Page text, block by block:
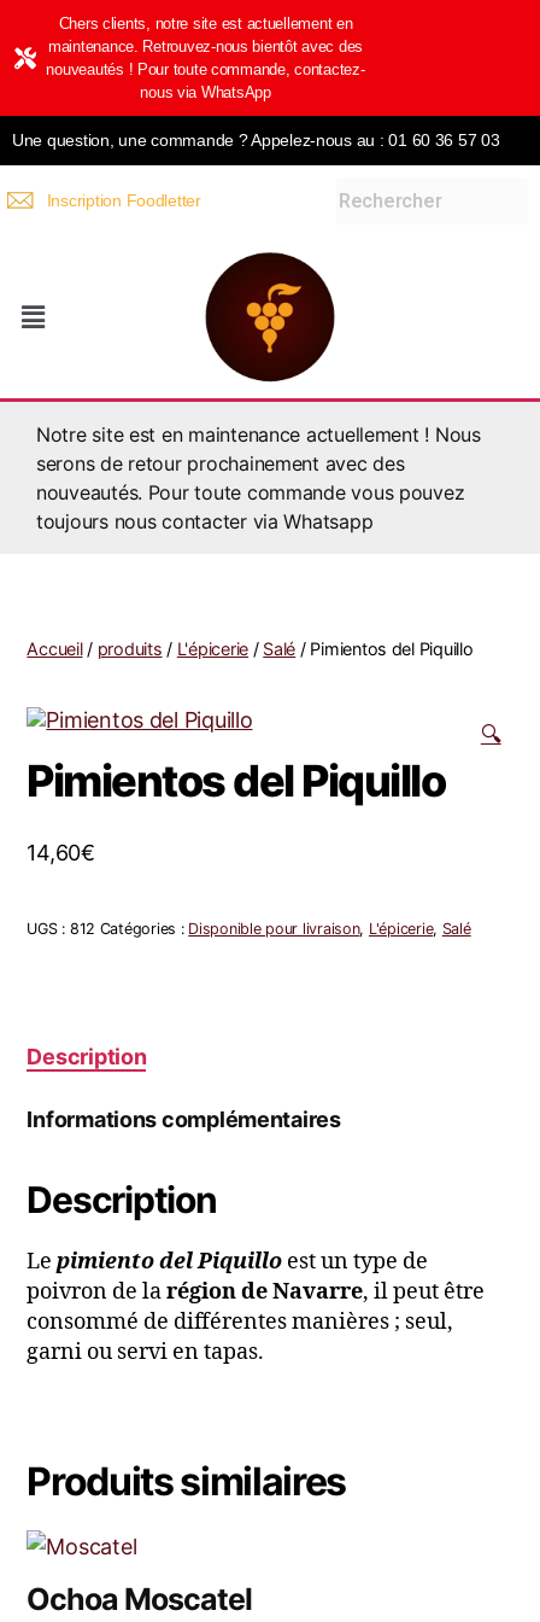
Chers clients, notre site est actuellement en
maintenance. Retrouvez-nous bientôt avec des
nouveautés ! Pour toute commande, contactez-
nous via WhatsApp
Une question, une commande ? Appelez-nous au : 01 60 36 57 03
Inscription Foodletter
Notre site est en maintenance actuellement ! Nous
serons de retour prochainement avec des
nouveautés. Pour toute commande vous pouvez
toujours nous contacter via Whatsapp
Accueil/ produits / L'épicerie / Salé / Pimientos del Piquillo
🔍
Pimientos del Piquillo
14,60€
UGS : 812 Catégories : Disponible pour livraison, L'épicerie, Salé
Description
Informations complémentaires
Description
Lepimiento del Piquillo est un type de
poivron de larégion de Navarre, il peut être
consommé de différentes manières ; seul,
garni ou servi en tapas.
Produits similaires
Ochoa Moscatel